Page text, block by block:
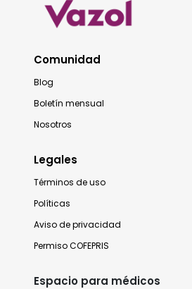
Comunidad
Blog
Boletín mensual
Nosotros
Legales
Términos de uso
Políticas
Aviso de privacidad
Permiso COFEPRIS
Espacio para médicos